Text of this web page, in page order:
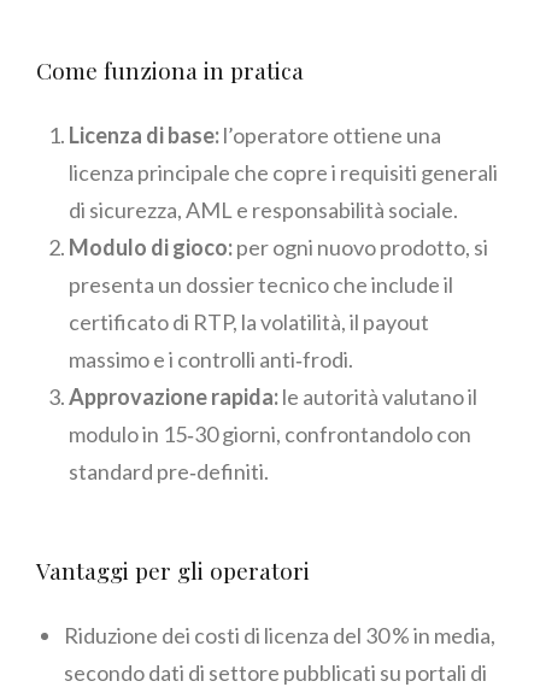
Come funziona in pratica
Licenza di base:l’operatore ottiene una
licenza principale che copre i requisiti generali
di sicurezza, AML e responsabilità sociale.
Modulo di gioco:per ogni nuovo prodotto, si
presenta un dossier tecnico che include il
certificato di RTP, la volatilità, il payout
massimo e i controlli anti‑frodi.
Approvazione rapida:le autorità valutano il
modulo in 15‑30 giorni, confrontandolo con
standard pre‑definiti.
Vantaggi per gli operatori
Riduzione dei costi di licenza del 30 % in media,
secondo dati di settore pubblicati su portali di